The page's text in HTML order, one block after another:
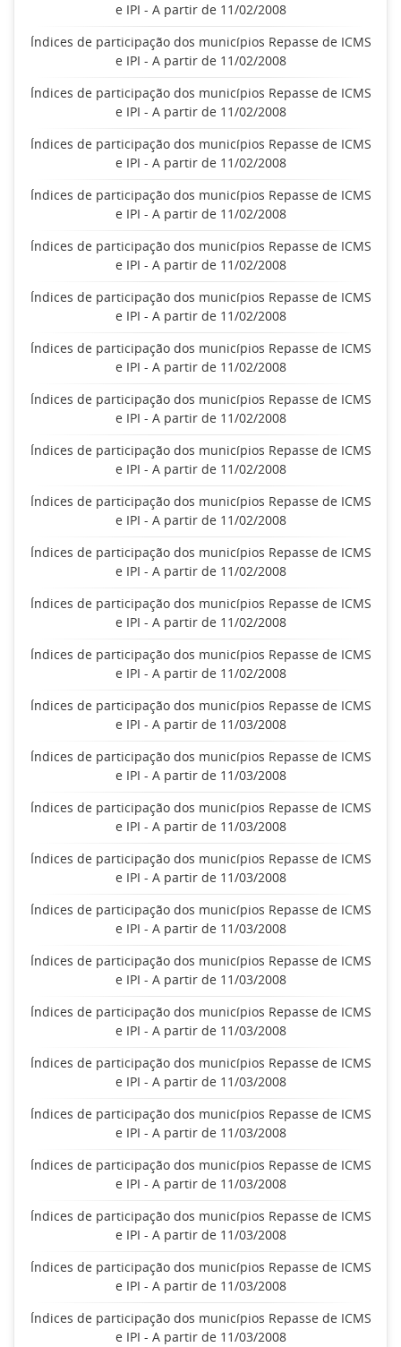
e IPI - A partir de 11/02/2008
Índices de participação dos municípios Repasse de ICMS
e IPI - A partir de 11/02/2008
Índices de participação dos municípios Repasse de ICMS
e IPI - A partir de 11/02/2008
Índices de participação dos municípios Repasse de ICMS
e IPI - A partir de 11/02/2008
Índices de participação dos municípios Repasse de ICMS
e IPI - A partir de 11/02/2008
Índices de participação dos municípios Repasse de ICMS
e IPI - A partir de 11/02/2008
Índices de participação dos municípios Repasse de ICMS
e IPI - A partir de 11/02/2008
Índices de participação dos municípios Repasse de ICMS
e IPI - A partir de 11/02/2008
Índices de participação dos municípios Repasse de ICMS
e IPI - A partir de 11/02/2008
Índices de participação dos municípios Repasse de ICMS
e IPI - A partir de 11/02/2008
Índices de participação dos municípios Repasse de ICMS
e IPI - A partir de 11/02/2008
Índices de participação dos municípios Repasse de ICMS
e IPI - A partir de 11/02/2008
Índices de participação dos municípios Repasse de ICMS
e IPI - A partir de 11/02/2008
Índices de participação dos municípios Repasse de ICMS
e IPI - A partir de 11/02/2008
Índices de participação dos municípios Repasse de ICMS
e IPI - A partir de 11/03/2008
Índices de participação dos municípios Repasse de ICMS
e IPI - A partir de 11/03/2008
Índices de participação dos municípios Repasse de ICMS
e IPI - A partir de 11/03/2008
Índices de participação dos municípios Repasse de ICMS
e IPI - A partir de 11/03/2008
Índices de participação dos municípios Repasse de ICMS
e IPI - A partir de 11/03/2008
Índices de participação dos municípios Repasse de ICMS
e IPI - A partir de 11/03/2008
Índices de participação dos municípios Repasse de ICMS
e IPI - A partir de 11/03/2008
Índices de participação dos municípios Repasse de ICMS
e IPI - A partir de 11/03/2008
Índices de participação dos municípios Repasse de ICMS
e IPI - A partir de 11/03/2008
Índices de participação dos municípios Repasse de ICMS
e IPI - A partir de 11/03/2008
Índices de participação dos municípios Repasse de ICMS
e IPI - A partir de 11/03/2008
Índices de participação dos municípios Repasse de ICMS
e IPI - A partir de 11/03/2008
Índices de participação dos municípios Repasse de ICMS
e IPI - A partir de 11/03/2008